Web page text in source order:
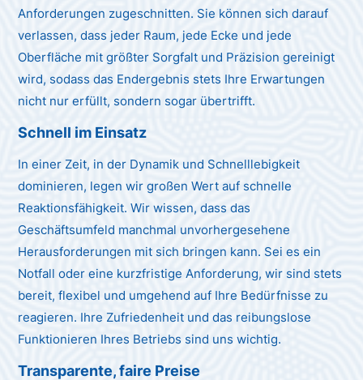
Anforderungen zugeschnitten. Sie können sich darauf
verlassen, dass jeder Raum, jede Ecke und jede
Oberfläche mit größter Sorgfalt und Präzision gereinigt
wird, sodass das Endergebnis stets Ihre Erwartungen
nicht nur erfüllt, sondern sogar übertrifft.
Schnell im Einsatz
In einer Zeit, in der Dynamik und Schnelllebigkeit
dominieren, legen wir großen Wert auf schnelle
Reaktionsfähigkeit. Wir wissen, dass das
Geschäftsumfeld manchmal unvorhergesehene
Herausforderungen mit sich bringen kann. Sei es ein
Notfall oder eine kurzfristige Anforderung, wir sind stets
bereit, flexibel und umgehend auf Ihre Bedürfnisse zu
reagieren. Ihre Zufriedenheit und das reibungslose
Funktionieren Ihres Betriebs sind uns wichtig.
Transparente, faire Preise